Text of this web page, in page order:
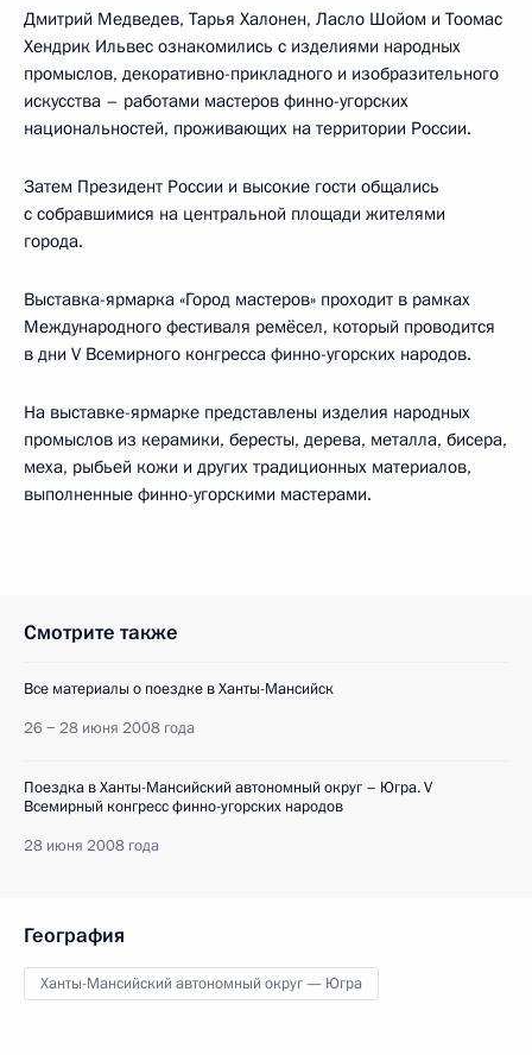
Дмитрий Медведев, Тарья Халонен, Ласло Шойом и Тоомас
Хендрик Ильвес ознакомились с изделиями народных
промыслов, декоративно-прикладного и изобразительного
искусства – работами мастеров финно-угорских
национальностей, проживающих на территории России.
Затем Президент России и высокие гости общались
с собравшимися на центральной площади жителями
города.
Выставка-ярмарка «Город мастеров» проходит в рамках
Международного фестиваля ремёсел, который проводится
в дни V Всемирного конгресса финно-угорских народов.
На выставке-ярмарке представлены изделия народных
промыслов из керамики, бересты, дерева, металла, бисера,
меха, рыбьей кожи и других традиционных материалов,
выполненные финно-угорскими мастерами.
Смотрите также
Все материалы о поездке в Ханты-Мансийск
26 − 28 июня 2008 года
Поездка в Ханты-Мансийский автономный округ – Югра. V
Всемирный конгресс финно-угорских народов
28 июня 2008 года
География
Ханты-Мансийский автономный округ — Югра